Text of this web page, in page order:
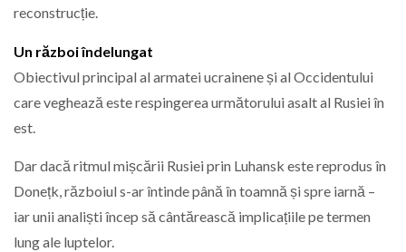
reconstrucție.
Un război îndelungat
Obiectivul principal al armatei ucrainene și al Occidentului
care veghează este respingerea următorului asalt al Rusiei în
est.
Dar dacă ritmul mișcării Rusiei prin Luhansk este reprodus în
Donețk, războiul s-ar întinde până în toamnă și spre iarnă –
iar unii analiști încep să cântărească implicațiile pe termen
lung ale luptelor.